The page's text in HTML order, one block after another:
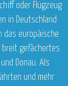
oder Flugzeug
in Deutschland
das europäische
breit gefächertes
Donau. Als
und mehr